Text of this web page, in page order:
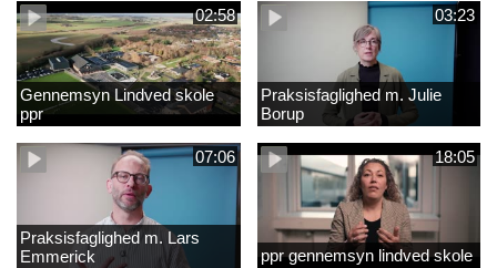
02:58
Gennemsyn Lindved skole
ppr
03:23
Praksisfaglighed m. Julie
Borup
07:06
Praksisfaglighed m. Lars
Emmerick
18:05
ppr gennemsyn lindved skole